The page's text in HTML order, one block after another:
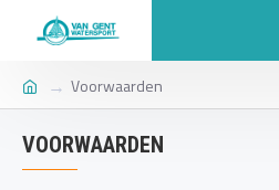
Voorwaarden
VOORWAARDEN